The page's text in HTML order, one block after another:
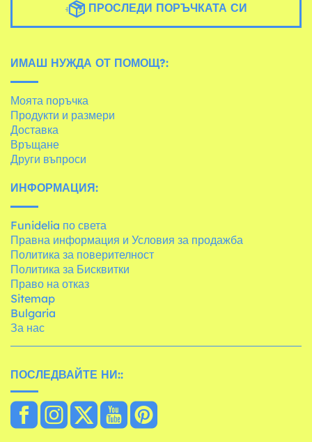
ПРОСЛЕДИ ПОРЪЧКАТА СИ
ИМАШ НУЖДА ОТ ПОМОЩ?:
Моята поръчка
Продукти и размери
Доставка
Връщане
Други въпроси
ИНФОРМАЦИЯ:
Funidelia по света
Правна информация и Условия за продажба
Политика за поверителност
Политика за Бисквитки
Право на отказ
Sitemap
Bulgaria
За нас
ПОСЛЕДВАЙТЕ НИ::